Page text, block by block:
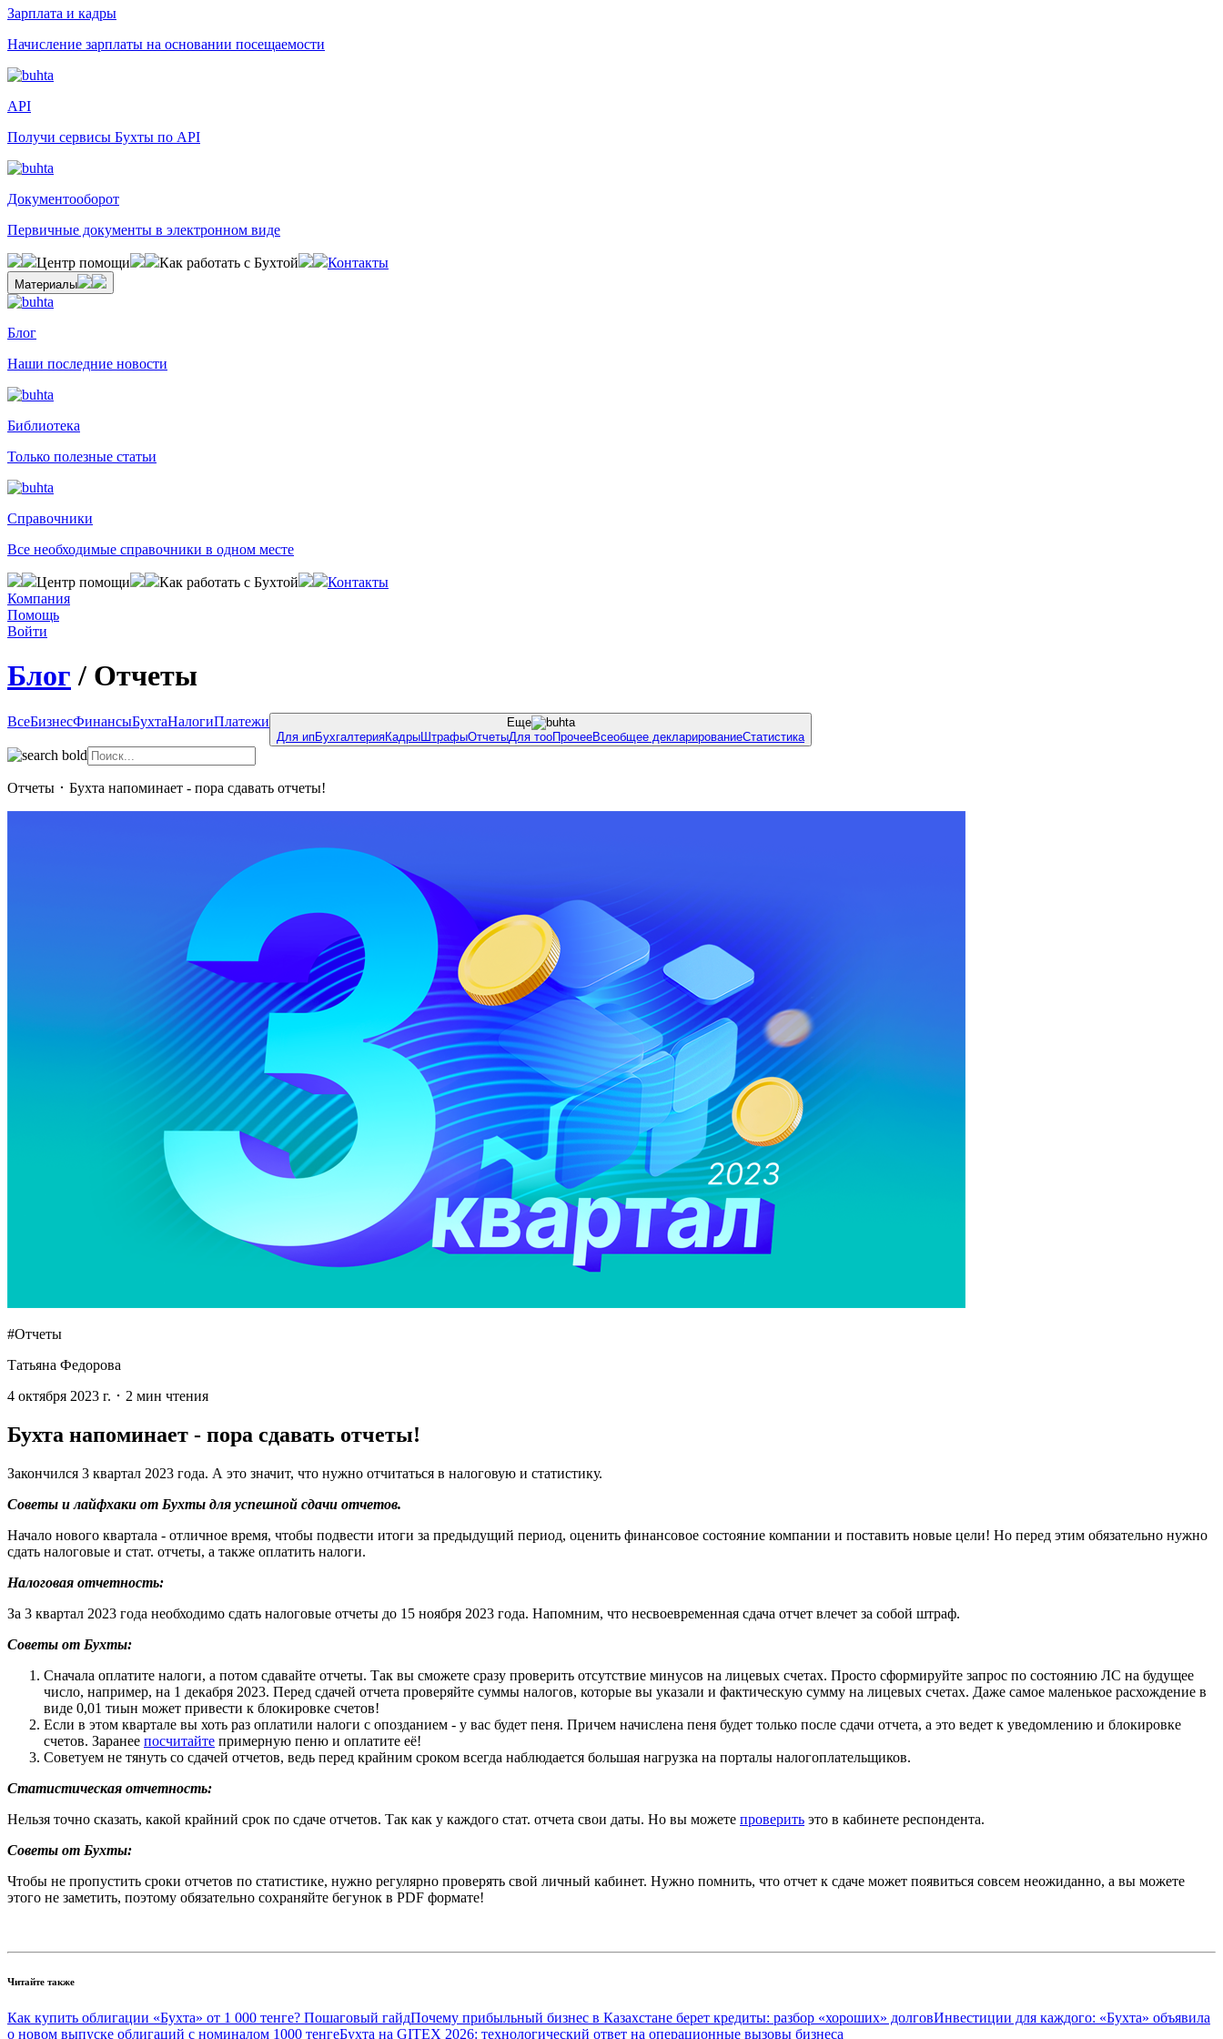
Зарплата и кадры
Начисление зарплаты на основании посещаемости
API
Получи сервисы Бухты по API
Документооборот
Первичные документы в электронном виде
Центр помощи Как работать с Бухтой Контакты
Материалы
Блог
Наши последние новости
Библиотека
Только полезные статьи
Справочники
Все необходимые справочники в одном месте
Центр помощи Как работать с Бухтой
Контакты
Компания
Помощь
Войти
Блог / Отчеты
ВсеБизнесФинансыБухтаНалогиПлатежи
Еще
Для ипБухгалтерияКадры ШтрафыОтчетыДля тооПрочееВсеобщее декларированиеСтатистика
Отчеты ･ Бухта напоминает - пора сдавать отчеты!
#Отчеты
Татьяна Федорова
4 октября 2023 г. ･ 2 мин чтения
Бухта напоминает - пора сдавать отчеты!
Закончился 3 квартал 2023 года. А это значит, что нужно отчитаться в налоговую и статистику.
Советы и лайфхаки от Бухты для успешной сдачи отчетов.
Начало нового квартала - отличное время, чтобы подвести итоги за предыдущий период, оценить финансовое состояние компании и поставить новые цели! Но перед этим обязательно нужно
сдать налоговые и стат. отчеты, а также оплатить налоги.
Налоговая отчетность:
За 3 квартал 2023 года необходимо сдать налоговые отчеты до 15 ноября 2023 года. Напомним, что несвоевременная сдача отчет влечет за собой штраф.
Советы от Бухты:
Сначала оплатите налоги, а потом сдавайте отчеты. Так вы сможете сразу проверить отсутствие минусов на лицевых счетах. Просто сформируйте запрос по состоянию ЛС на будущее
число, например, на 1 декабря 2023. Перед сдачей отчета проверяйте суммы налогов, которые вы указали и фактическую сумму на лицевых счетах. Даже самое маленькое расхождение в
виде 0,01 тиын может привести к блокировке счетов!
Если в этом квартале вы хоть раз оплатили налоги с опозданием - у вас будет пеня. Причем начислена пеня будет только после сдачи отчета, а это ведет к уведомлению и блокировке
счетов. Заранее посчитайте примерную пеню и оплатите её!
Советуем не тянуть со сдачей отчетов, ведь перед крайним сроком всегда наблюдается большая нагрузка на порталы налогоплательщиков.
Статистическая отчетность:
Нельзя точно сказать, какой крайний срок по сдаче отчетов. Так как у каждого стат. отчета свои даты. Но вы можете проверить это в кабинете респондента.
Советы от Бухты:
Чтобы не пропустить сроки отчетов по статистике, нужно регулярно проверять свой личный кабинет. Нужно помнить, что отчет к сдаче может появиться совсем неожиданно, а вы можете
этого не заметить, поэтому обязательно сохраняйте бегунок в PDF формате!
Читайте также
Как купить облигации «Бухта» от 1 000 тенге? Пошаговый гайдПочему прибыльный бизнес в Казахстане берет кредиты: разбор «хороших» долговИнвестиции для каждого: «Бухта» объявила
о новом выпуске облигаций с номиналом 1000 тенгеБухта на GITEX 2026: технологический ответ на операционные вызовы бизнеса